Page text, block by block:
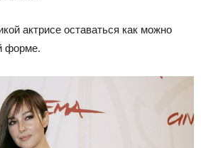
актрисе оставаться как можно
форме.